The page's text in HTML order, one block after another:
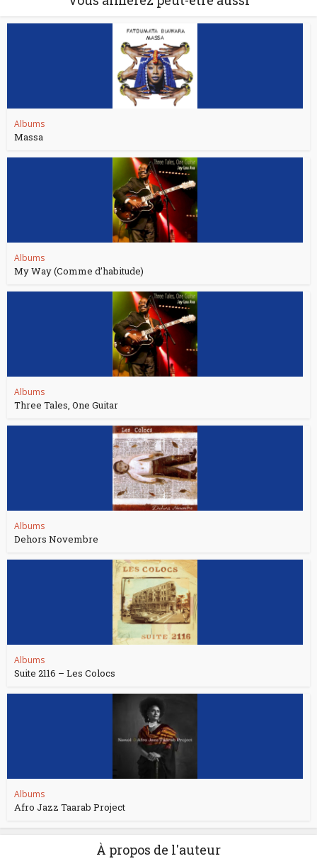
Albums
Massa
Albums
My Way (Comme d’habitude)
Albums
Three Tales, One Guitar
Albums
Dehors Novembre
Albums
Suite 2116 – Les Colocs
Albums
Afro Jazz Taarab Project
À propos de l'auteur